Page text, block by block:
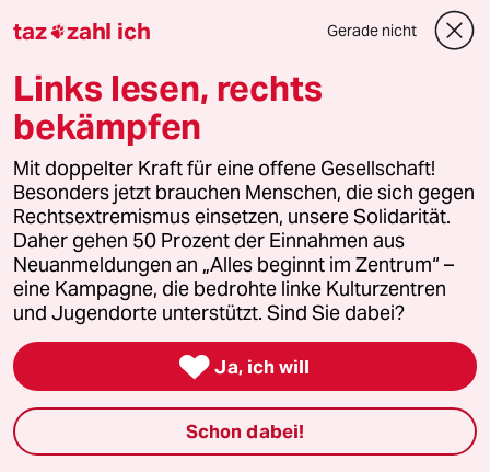
Das würde für die Briten natürlich
würden damit natürlich auch in GB
gelten. (Wobei die Briten mit CETA
und TTIP, im Gegensatz zu uns
Deutschen, damit eh keine Probleme
haben.)
W Waage69
19.06.2016,09:36 Uhr
@Thiemo4:
Ja nun, aber hier könnte ja wiederum
ein Schuh draus werden: wenn die
wg. Frankreich und Deutschland TTIP
auf EU Ebene entschärft, verzögert
oder letztlich sogar ausgebremst
taz zahl ich Gerade nicht
Links lesen, rechts
bekämpfen
Mit doppelter Kraft für eine offene Gesellschaft!
Besonders jetzt brauchen Menschen, die sich gegen
Rechtsextremismus einsetzen, unsere Solidarität.
Daher gehen 50 Prozent der Einnahmen aus
Neuanmeldungen an „Alles beginnt im Zentrum“ –
eine Kampagne, die bedrohte linke Kulturzentren
und Jugendorte unterstützt. Sind Sie dabei?
 Ja, ich will
Schon dabei!